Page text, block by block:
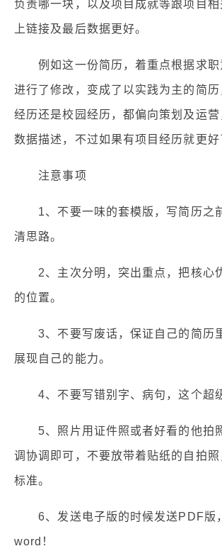
负责哪一块，以及项目成就等跟项目
上链接及最后数据更好。
例如这一份简历，着重点根据求职
进行了修改，变成了以实践为主的简历
经历还是校园经历，都偏向策划及运营
数据描述，不过如果有项目经历就更好
注意事项
1、不要一味的套模版，写简历之
清思路。
2、主次分明，突出重点，把核心
的位置。
3、不要写废话，保证自己的简历
展现自己的能力。
4、不要写错别字、病句，这个超级
5、照片用证件照或者好看的他拍
调协调即可，不要放带着贴纸的自拍照
标准。
6、发送电子版的时候发送PDF版
word！